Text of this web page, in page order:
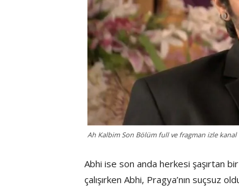
Ah Kalbim Son Bölüm full ve fragman izle
Abhi ise son anda herkesi şaşırtan
çalışırken Abhi, Pragya’nın suçsuz